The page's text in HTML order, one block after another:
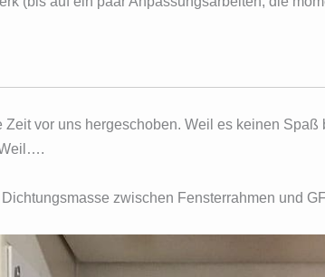
Zeit vor uns hergeschoben. Weil es keinen
zwischen Fensterrahmen und